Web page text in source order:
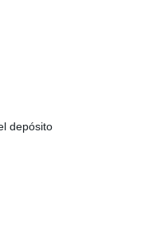
depósito